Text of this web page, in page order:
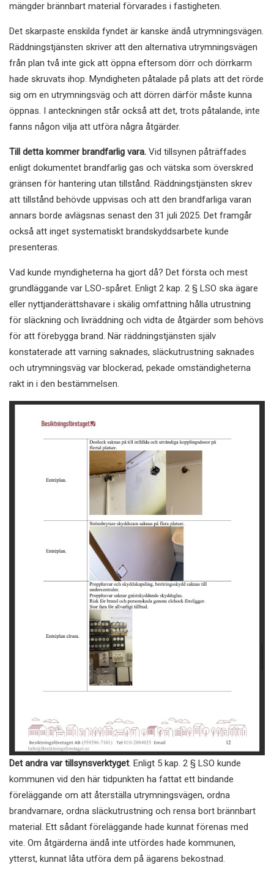
mängder brännbart material förvarades i fastigheten.
Det skarpaste enskilda fyndet är kanske ändå utrymningsvägen.
Räddningstjänsten skriver att den alternativa utrymningsvägen
från plan två inte gick att öppna eftersom dörr och dörrkarm
hade skruvats ihop. Myndigheten påtalade på plats att det rörde
sig om en utrymningsväg och att dörren därför måste kunna
öppnas. I anteckningen står också att det, trots påtalande, inte
fanns någon vilja att utföra några åtgärder.
Till detta kommer brandfarlig vara. Vid tillsynen påträffades
enligt dokumentet brandfarlig gas och vätska som överskred
gränsen för hantering utan tillstånd. Räddningstjänsten skrev
att tillstånd behövde uppvisas och att den brandfarliga varan
annars borde avlägsnas senast den 31 juli 2025. Det framgår
också att inget systematiskt brandskyddsarbete kunde
presenteras.
Vad kunde myndigheterna ha gjort då? Det första och mest
grundläggande var LSO-spåret. Enligt 2 kap. 2 § LSO ska ägare
eller nyttjanderättshavare i skälig omfattning hålla utrustning
för släckning och livräddning och vidta de åtgärder som behövs
för att förebygga brand. När räddningstjänsten själv
konstaterade att varning saknades, släckutrustning saknades
och utrymningsväg var blockerad, pekade omständigheterna
rakt in i den bestämmelsen.
Det andra var tillsynsverktyget. Enligt 5 kap. 2 § LSO kunde
kommunen vid den här tidpunkten ha fattat ett bindande
föreläggande om att återställa utrymningsvägen, ordna
brandvarnare, ordna släckutrustning och rensa bort brännbart
material. Ett sådant föreläggande hade kunnat förenas med
vite. Om åtgärderna ändå inte utfördes hade kommunen,
ytterst, kunnat låta utföra dem på ägarens bekostnad.